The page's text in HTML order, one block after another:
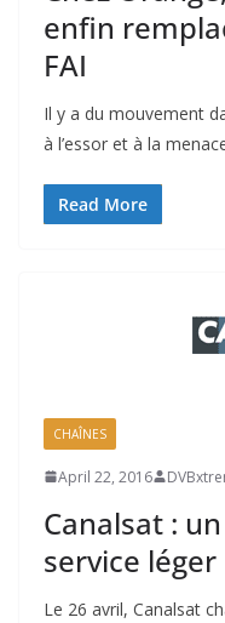
enfin
FAI
Il y a du mouvement
à l’essor et à la
Read More
CHAÎNES
April 22, 2016
Canalsat :
service
Le 26 avril, Canalsat